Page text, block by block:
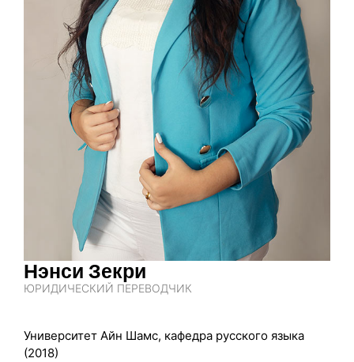
Нэнси Зекри
ЮРИДИЧЕСКИЙ ПЕРЕВОДЧИК
Университет Айн Шамс, кафедра русского языка
(2018)